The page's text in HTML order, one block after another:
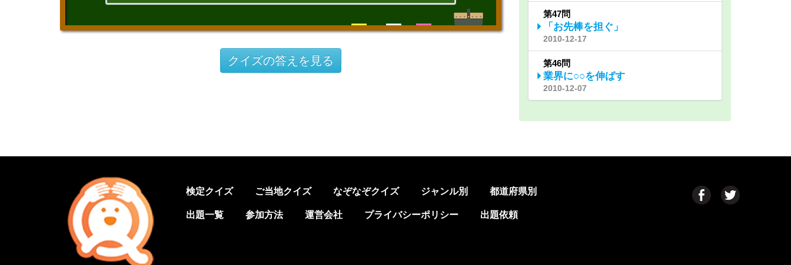
クイズの答えを見る
第47問
「お先棒を担ぐ」
2010-12-17
第46問
業界に○○を伸ばす
2010-12-07
検定クイズ ご当地クイズ なぞなぞクイズ ジャンル別 都道府県別
出題一覧 参加方法 運営会社 プライバシーポリシー 出題依頼